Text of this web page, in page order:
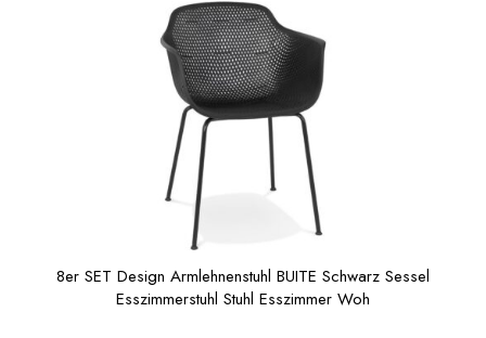
8er SET Design Armlehnenstuhl BUITE Schwarz Sessel
Esszimmerstuhl Stuhl Esszimmer Woh